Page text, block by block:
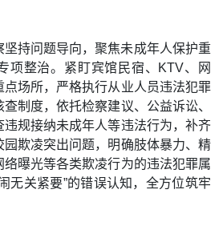
坚持问题导向，聚焦未成年人保护重
项整治。紧盯宾馆民宿、KTV、网
场所，严格执行从业人员违法犯罪
制度，依托检察建议、公益诉讼、
规接纳未成年人等违法行为，补齐
欺凌突出问题，明确肢体暴力、精
曝光等各类欺凌行为的违法犯罪属
无关紧要”的错误认知，全方位筑牢